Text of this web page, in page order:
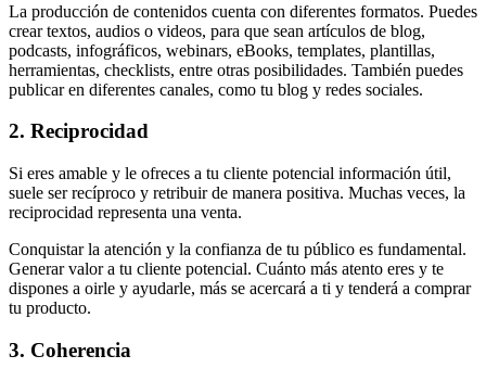
La producción de contenidos cuenta con diferentes formatos. Puedes
crear textos, audios o videos, para que sean artículos de blog,
podcasts, infográficos, webinars, eBooks, templates, plantillas,
herramientas, checklists, entre otras posibilidades. También puedes
publicar en diferentes canales, como tu blog y redes sociales.
2. Reciprocidad
Si eres amable y le ofreces a tu cliente potencial información útil,
suele ser recíproco y retribuir de manera positiva. Muchas veces, la
reciprocidad representa una venta.
Conquistar la atención y la confianza de tu público es fundamental.
Generar valor a tu cliente potencial. Cuánto más atento eres y te
dispones a oirle y ayudarle, más se acercará a ti y tenderá a comprar
tu producto.
3. Coherencia